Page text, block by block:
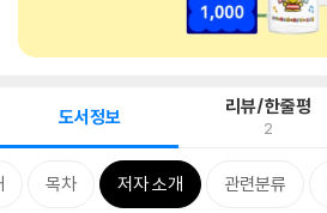
도서정보 리뷰/한줄평
2
목차 저자 소개 관련분류